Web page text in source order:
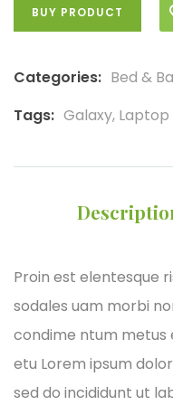
BUY PRODUCT
Categories: Bed &
Tags: Galaxy,
Proin est elentesque
sodales uam morbi
condime ntum metus
etu Lorem ipsum
sed do incididunt ut